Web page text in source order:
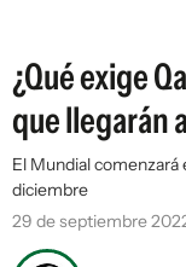
¿Qué exige
que llegarán
El Mundial comenzará
diciembre
29 de septiembre